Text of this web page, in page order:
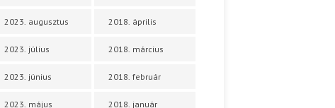
2023. augusztus
2023. július
2023. június
2023. május
2018. április
2018. március
2018. február
2018. január